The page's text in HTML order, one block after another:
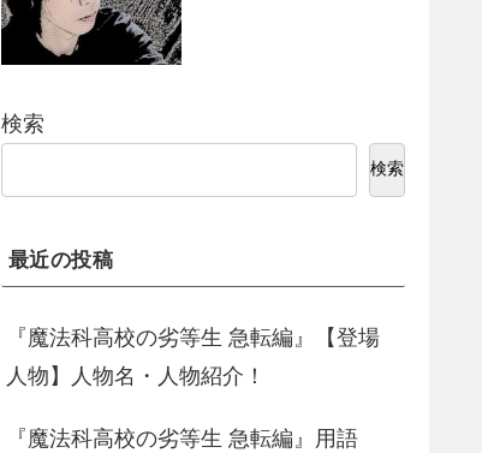
検索
検索
最近の投稿
『魔法科高校の劣等生 急転編』【登場
人物】人物名・人物紹介！
『魔法科高校の劣等生 急転編』用語